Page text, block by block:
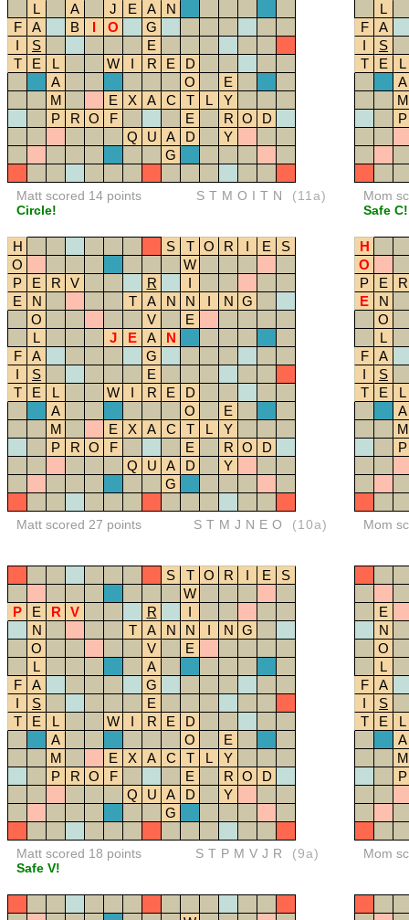
L
A J E A
N
F
A B I O
G
I
S
E
T
E L W I R E
D
A
O
E
M
E X A C T L
Y
P
R O F E R O
D
Q
U A D
Y
G
Matt scored 14 points
Circle!
STMOITN (11a)
L
F
A
I
S
T
E
L
A
M
P
Mom
Safe C!
H S T O R I E
S
O
W
P
E R V R
I
E
N T A N N I N G
O
V
E
L
J E A
N
F
A
G
I
S
E
T
E L W I R E
D
A
O
E
M
E X A C T L
Y
P
R O F E R O
D
Q
U A D
Y
G
Matt scored 27 points STMJNEO (10a)
H
O
P
E
R
E
N
O
L
F
A
I
S
T
E
L
A
M
P
Mom
S T O R I E
S
W
P
E R V R
I
N
T A N N I N G
O
V
E
L
A
F
A
G
I
S
E
T
E L W I R E
D
A
O
E
M
E X A C T L
Y
P
R O F E R O
D
Q
U A D
Y
G
Matt scored 18 points
Safe V!
STPMVJR (9a)
E
N
O
L
F
A
I
S
T
E
L
A
M
P
Mom